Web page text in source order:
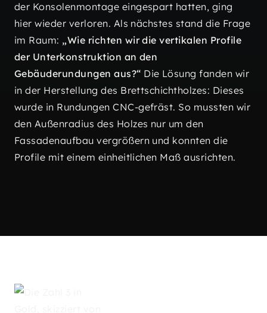
der Konsolenmontage eingespart hatten, ging
hier wieder verloren. Als nächstes stand die Frage
im Raum: „Wie richten wir die vertikalen Profile
der Unterkonstruktion an den
Gebäuderundungen aus?“ Die Lösung fanden wir
in der Herstellung des Brettschichtholzes: Dieses
wurde in Rundungen CNC-gefräst. So mussten wir
den Außenradius des Holzes nur um den
Fassadenaufbau vergrößern und konnten die
Profile mit einem einheitlichen Maß ausrichten.